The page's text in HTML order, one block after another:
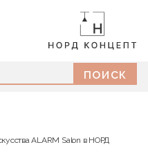
ALARM Salon в НОРД